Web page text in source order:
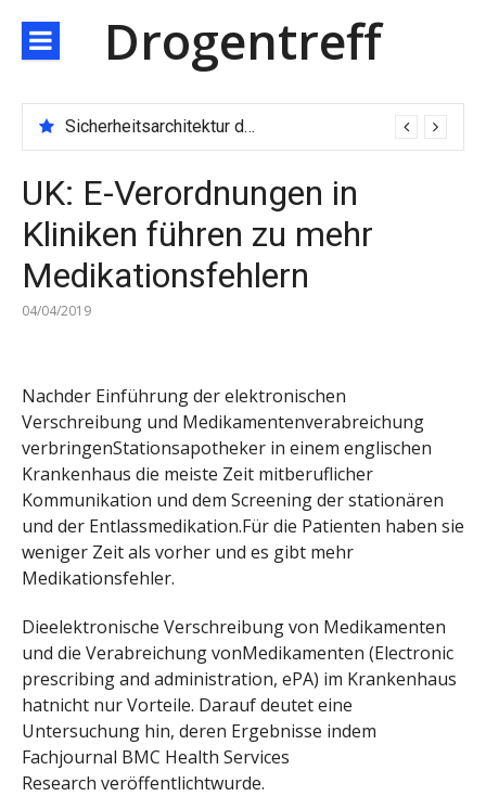
zum
Inhalt
Drogentreff
Sicherheitsarchitektur der nächsten Generation: JARXE kombiniert Multi-Wallet und MPC als Schutzschild für digitales Vertrauen
UK: E-Verordnungen in
Kliniken führen zu mehr
Medikationsfehlern
04/04/2019
Nachder Einführung der elektronischen
Verschreibung und Medikamentenverabreichung
verbringenStationsapotheker in einem englischen
Krankenhaus die meiste Zeit mitberuflicher
Kommunikation und dem Screening der stationären
und der Entlassmedikation.Für die Patienten haben sie
weniger Zeit als vorher und es gibt mehr
Medikationsfehler.
Dieelektronische Verschreibung von Medikamenten
und die Verabreichung vonMedikamenten (Electronic
prescribing and administration, ePA) im Krankenhaus
hatnicht nur Vorteile. Darauf deutet eine
Untersuchung hin, deren Ergebnisse indem
Fachjournal BMC Health Services
Research veröffentlichtwurde.